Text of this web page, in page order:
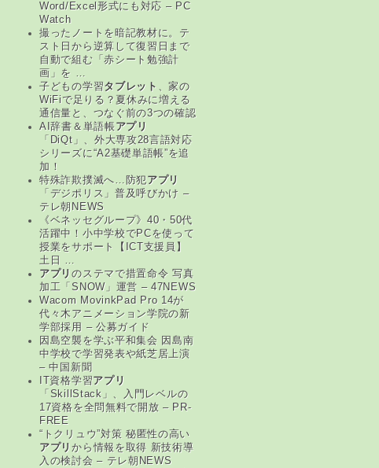
Word/Excel形式にも対応 – PC
Watch
撮ったノートを暗記教材に。テ
スト日から逆算して復習日まで
自動で組む「赤シート勉強計
画」を …
子どもの学習タブレット 、家の
WiFiで足りる？夏休みに増える
通信量と、つなぐ前の3つの確認
AI辞書＆単語帳アプリ
「DiQt」、外大専攻28言語対応
シリーズに“A2基礎単語帳”を追
加！
特殊詐欺撲滅へ…防犯アプリ
「デジポリス」普及呼びかけ –
テレ朝NEWS
《ベネッセグループ》40・50代
活躍中！小中学校でPCを使って
授業をサポート【ICT支援員】
土日 …
アプリのステマで措置命令 写真
加工「SNOW」運営 – 47NEWS
Wacom MovinkPad Pro 14が
代々木アニメーション学院の新
学部採用 – 公募ガイド
因島空襲を学ぶ平和集会 因島南
中学校で学習発表や紙芝居上演
– 中国新聞
IT資格学習アプリ
「SkillStack」、入門レベルの
17資格を全問無料で開放 – PR-
FREE
“トクリュウ”対策 秘匿性の高い
アプリから情報を取得 新技術導
入の検討会 – テレ朝NEWS